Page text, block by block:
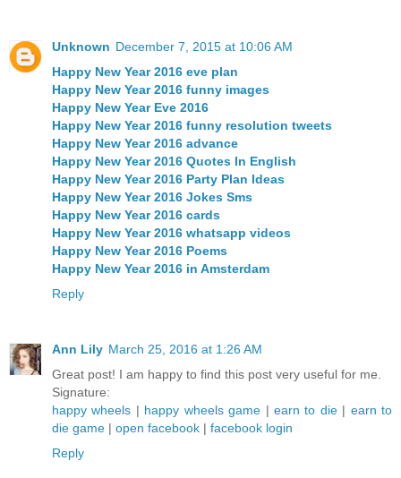
Unknown December 7, 2015 at 10:06 AM
Happy New Year 2016 eve plan
Happy New Year 2016 funny images
Happy New Year Eve 2016
Happy New Year 2016 funny resolution tweets
Happy New Year 2016 advance
Happy New Year 2016 Quotes In English
Happy New Year 2016 Party Plan Ideas
Happy New Year 2016 Jokes Sms
Happy New Year 2016 cards
Happy New Year 2016 whatsapp videos
Happy New Year 2016 Poems
Happy New Year 2016 in Amsterdam
Reply
Ann Lily March 25, 2016 at 1:26 AM
Great post! I am happy to find this post very useful for me.
Signature:
happy wheels | happy wheels game | earn to die | earn to
die game | open facebook | facebook login
Reply